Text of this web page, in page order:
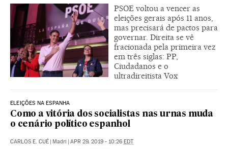
PSOE voltou a vencer as
eleições gerais após 11 anos,
mas precisará de pactos para
governar. Direita se vê
fracionada pela primeira vez
em três siglas: PP,
Ciudadanos e o
ultradireitista Vox
ELEIÇÕES NA ESPANHA
Como a vitória dos socialistas nas urnas muda
o cenário político espanhol
CARLOS E. CUÉ Madri APR 29, 2019 - 10:26 EDT